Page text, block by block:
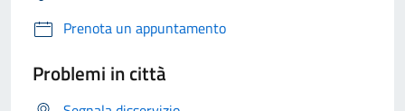
Prenota un appuntamento
Problemi in città